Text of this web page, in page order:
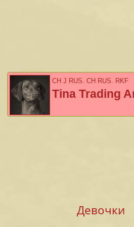
CH J RUS, CH RUS, RKF
Tina Trading
Девочки